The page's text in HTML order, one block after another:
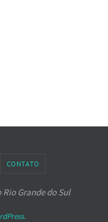
CONTATO
Grande do Sul